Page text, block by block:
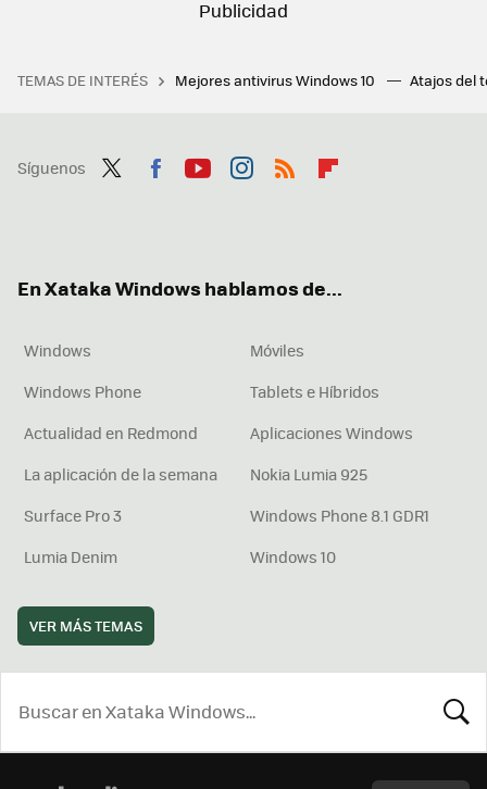
TEMAS DE INTERÉS Mejores antivirus Windows 10 Atajos del
Síguenos
En Xataka Windows hablamos de...
Windows
Móviles
Windows Phone
Tablets e Híbridos
Actualidad en Redmond
Aplicaciones Windows
La aplicación de la semana
Nokia Lumia 925
Surface Pro 3
Windows Phone 8.1 GDR1
Lumia Denim
Windows 10
VER MÁS TEMAS